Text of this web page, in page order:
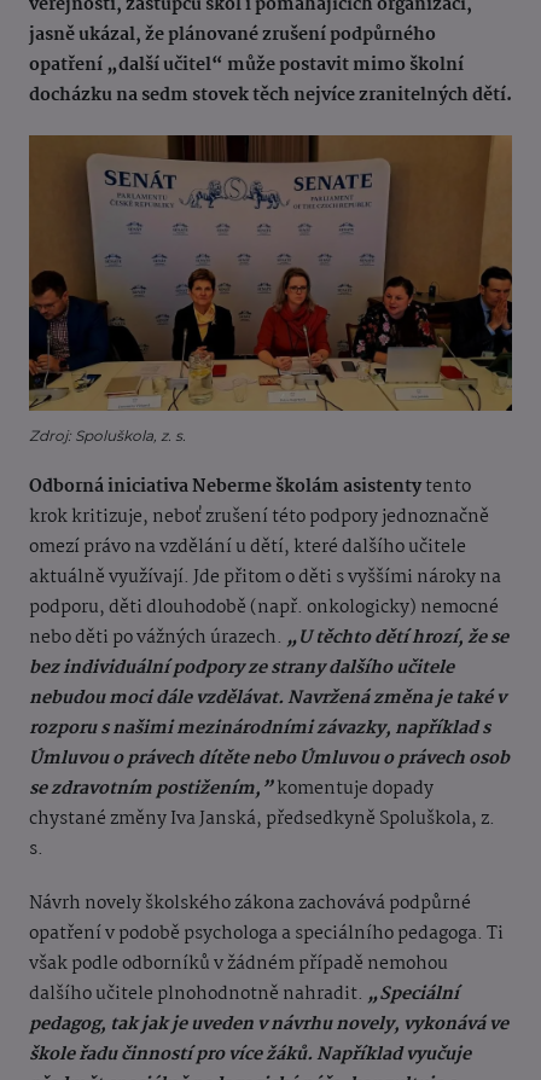
jasně ukázal, že plánované zrušení podpůrného
opatření „další učitel“ může postavit mimo školní
docházku na sedm stovek těch nejvíce zranitelných dětí.
Zdroj: Spoluškola, z. s.
Odborná iniciativa Neberme školám asistentytento
krok kritizuje, neboť zrušení této podpory jednoznačně
omezí právo na vzdělání u dětí, které dalšího učitele
aktuálně využívají. Jde přitom o děti s vyššími nároky na
podporu, děti dlouhodobě (např. onkologicky) nemocné
nebo děti po vážných úrazech. „U těchto dětí hrozí, že se
bez individuální podpory ze strany dalšího učitele
nebudou moci dále vzdělávat. Navržená změna je také v
rozporu s našimi mezinárodními závazky, například s
Úmluvou o právech dítěte nebo Úmluvou o právech osob
se zdravotním postižením,”komentuje dopady
chystané změny Iva Janská, předsedkyně Spoluškola, z.
s.
Návrh novely školského zákona zachovává podpůrné
opatření v podobě psychologa a speciálního pedagoga. Ti
však podle odborníků v žádném případě nemohou
dalšího učitele plnohodnotně nahradit. „Speciální
pedagog, tak jak je uveden v návrhu novely, vykonává ve
škole řadu činností pro více žáků. Například vyučuje